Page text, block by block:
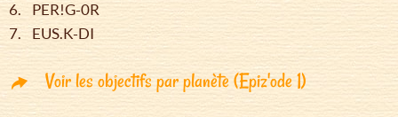
6. PER!G-0R
7. EUS.K-DI
Voir les objectifs par planète (Epiz'ode 1)